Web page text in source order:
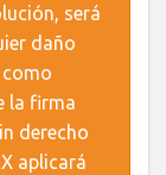
será
daño
la firma
derecho
aplicará